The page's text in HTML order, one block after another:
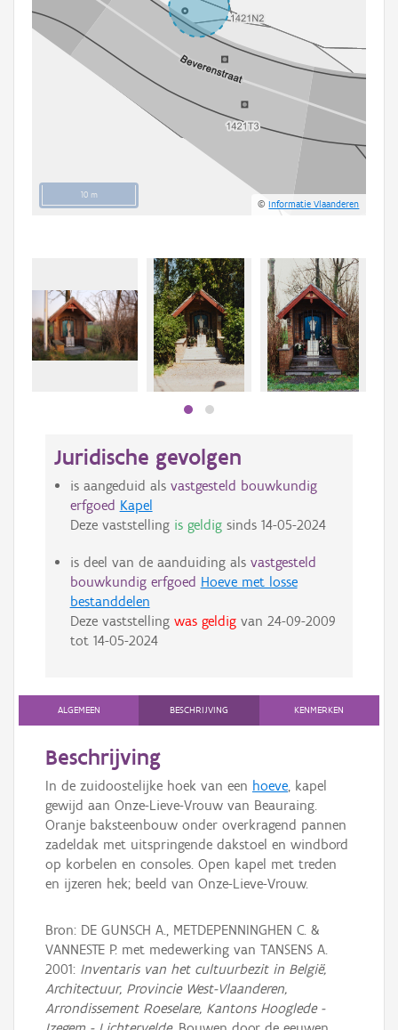
10 m
©Informatie Vlaanderen
Juridische gevolgen
is aangeduid als vastgesteld bouwkundig
erfgoed Kapel
Deze vaststelling is geldigsinds 14-05-2024
is deel van de aanduiding als vastgesteld
bouwkundig erfgoed Hoeve met losse
bestanddelen
Deze vaststelling was geldigvan 24-09-2009
tot 14-05-2024
ALGEMEEN BESCHRIJVING KENMERKEN
Beschrijving
In de zuidoostelijke hoek van een hoeve, kapel
gewijd aan Onze-Lieve-Vrouw van Beauraing.
Oranje baksteenbouw onder overkragend pannen
zadeldak met uitspringende dakstoel en windbord
op korbelen en consoles. Open kapel met treden
en ijzeren hek; beeld van Onze-Lieve-Vrouw.
Bron: DE GUNSCH A., METDEPENNINGHEN C. &
VANNESTE P. met medewerking van TANSENS A.
2001: Inventaris van het cultuurbezit in België,
Architectuur, Provincie West-Vlaanderen,
Arrondissement Roeselare, Kantons Hooglede -